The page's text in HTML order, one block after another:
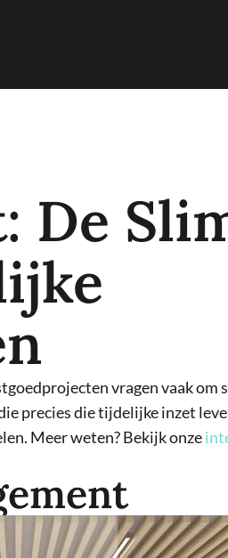
De
vragen vaak
precies die tijdelijke inzet
Meer weten? Bekijk onze